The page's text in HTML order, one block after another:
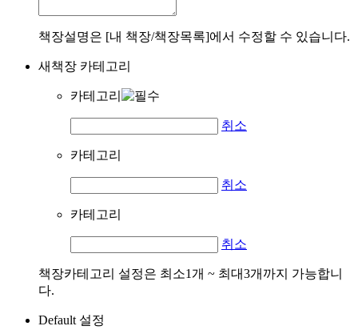
책장설명은 [내 책장/책장목록]에서 수정할 수 있습니다.
새책장 카테고리
카테고리
취소
카테고리
취소
카테고리
취소
책장카테고리 설정은 최소1개 ~ 최대3개까지 가능합니
다.
Default 설정